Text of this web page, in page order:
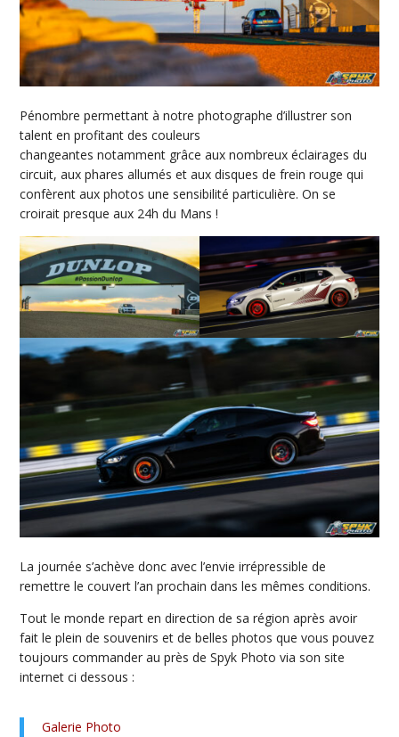
Pénombre permettant à notre photographe d’illustrer son
talent en profitant des couleurs
changeantes notamment grâce aux nombreux éclairages du
circuit, aux phares allumés et aux disques de frein rouge qui
confèrent aux photos une sensibilité particulière. On se
croirait presque aux 24h du Mans !
La journée s’achève donc avec l’envie irrépressible de
remettre le couvert l’an prochain dans les mêmes conditions.
Tout le monde repart en direction de sa région après avoir
fait le plein de souvenirs et de belles photos que vous pouvez
toujours commander au près de Spyk Photo via son site
internet ci dessous :
Galerie Photo